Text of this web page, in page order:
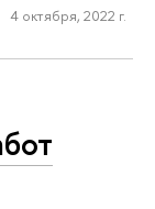
4 октября, 2022 г.